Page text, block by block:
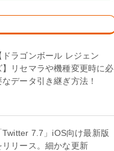
ドラゴンボール レジェン
】リセマラや機種変更時に必
なデータ引き継ぎ方法！
Twitter 7.7」iOS向け最新版
リリース。細かな更新